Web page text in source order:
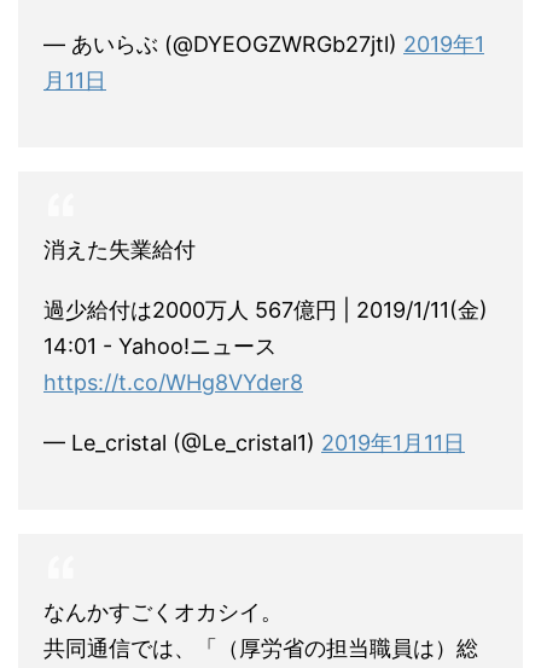
— あいらぶ (@DYEOGZWRGb27jtl) 2019年1
月11日
消えた失業給付
過少給付は2000万人 567億円 | 2019/1/11(金)
14:01 - Yahoo!ニュース
https://t.co/WHg8VYder8
— Le_cristal (@Le_cristal1) 2019年1月11日
なんかすごくオカシイ。
共同通信では、「（厚労省の担当職員は）総